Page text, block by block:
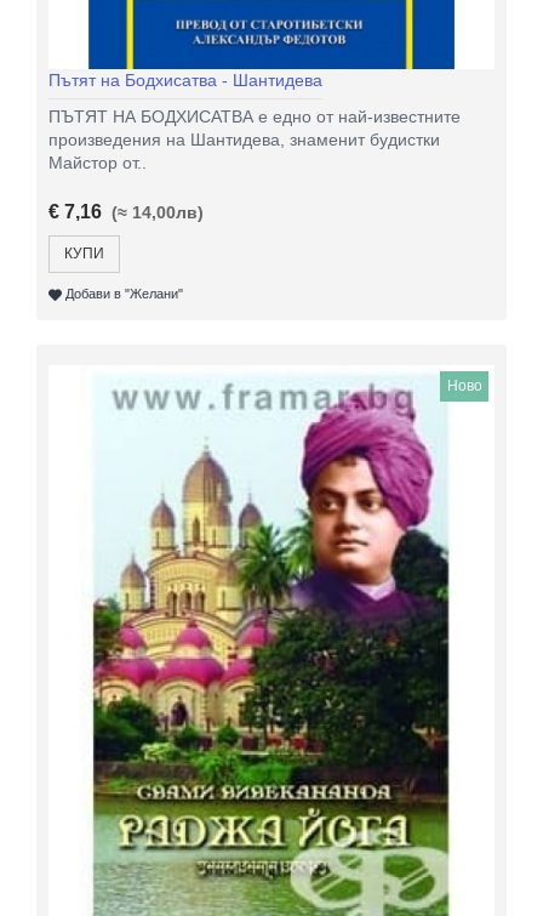
Пътят на Бодхисатва - Шантидева
ПЪТЯТ НА БОДХИСАТВА е едно от най-известните
произведения на Шантидева, знаменит будистки
Майстор от..
€ 7,16 (≈ 14,00лв)
КУПИ
Добави в "Желани"
Ново